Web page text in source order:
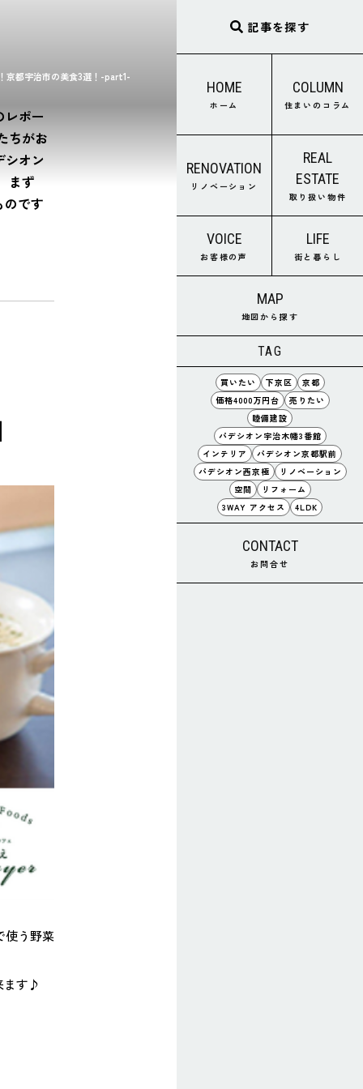
京都宇治市の美食3選！-part1-
レポー
ちがお
シオン
まず
です
使う野菜
ます♪
記事を探す
HOME
ホーム
COLUMN
住まいのコラム
RENOVATION
リノベーション
REAL
ESTATE
取り扱い物件
VOICE
お客様の声
LIFE
街と暮らし
MAP
地図から探す
TAG
買いたい 下京区
京都
価格4000万円台
売りたい
睦備建設
パデシオン宇治木幡3番館
インテリア
パデシオン京都駅前
パデシオン西京極
リノベーション
空間
リフォーム
3WAY アクセス
4LDK
CONTACT
お問合せ